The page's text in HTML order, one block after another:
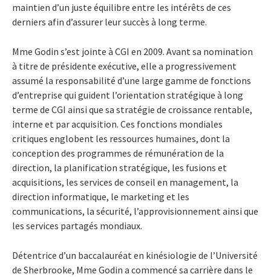
maintien d’un juste équilibre entre les intérêts de ces
derniers afin d’assurer leur succès à long terme.
Mme Godin s’est jointe à CGI en 2009. Avant sa nomination
à titre de présidente exécutive, elle a progressivement
assumé la responsabilité d’une large gamme de fonctions
d’entreprise qui guident l’orientation stratégique à long
terme de CGI ainsi que sa stratégie de croissance rentable,
interne et par acquisition. Ces fonctions mondiales
critiques englobent les ressources humaines, dont la
conception des programmes de rémunération de la
direction, la planification stratégique, les fusions et
acquisitions, les services de conseil en management, la
direction informatique, le marketing et les
communications, la sécurité, l’approvisionnement ainsi que
les services partagés mondiaux.
Détentrice d’un baccalauréat en kinésiologie de l’Université
de Sherbrooke, Mme Godin a commencé sa carrière dans le